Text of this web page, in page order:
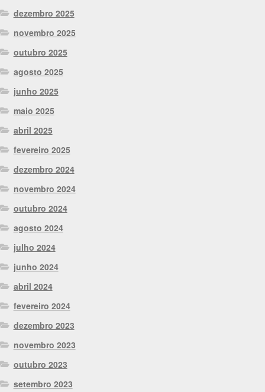
dezembro 2025
novembro 2025
outubro 2025
agosto 2025
junho 2025
maio 2025
abril 2025
fevereiro 2025
dezembro 2024
novembro 2024
outubro 2024
agosto 2024
julho 2024
junho 2024
abril 2024
fevereiro 2024
dezembro 2023
novembro 2023
outubro 2023
setembro 2023